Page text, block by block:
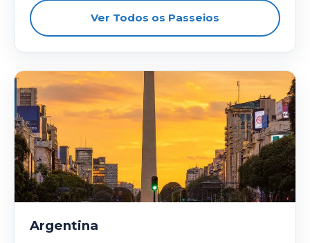
Ver Todos os Passeios
Argentina